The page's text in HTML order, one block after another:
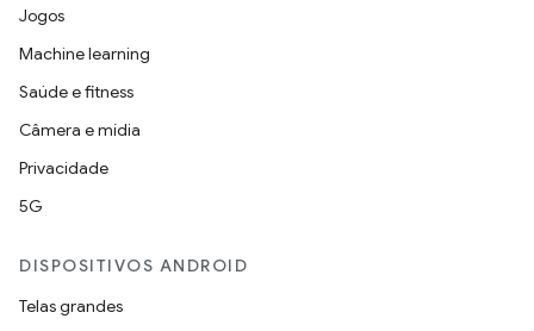
Jogos
Machine learning
Saúde e fitness
Câmera e mídia
Privacidade
5G
DISPOSITIVOS ANDROID
Telas grandes